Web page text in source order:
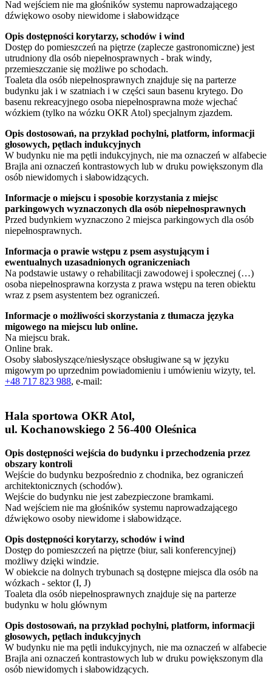
Nad wejściem nie ma głośników systemu naprowadzającego
dźwiękowo osoby niewidome i słabowidzące
Opis dostępności korytarzy, schodów i wind
Dostęp do pomieszczeń na piętrze (zaplecze gastronomiczne) jest
utrudniony dla osób niepełnosprawnych - brak windy,
przemieszczanie się możliwe po schodach.
Toaleta dla osób niepełnosprawnych znajduje się na parterze
budynku jak i w szatniach i w części saun basenu krytego. Do
basenu rekreacyjnego osoba niepełnosprawna może wjechać
wózkiem (tylko na wózku OKR Atol) specjalnym zjazdem.
Opis dostosowań, na przykład pochylni, platform, informacji
głosowych, pętlach indukcyjnych
W budynku nie ma pętli indukcyjnych, nie ma oznaczeń w alfabecie
Brajla ani oznaczeń kontrastowych lub w druku powiększonym dla
osób niewidomych i słabowidzących.
Informacje o miejscu i sposobie korzystania z miejsc
parkingowych wyznaczonych dla osób niepełnosprawnych
Przed budynkiem wyznaczono 2 miejsca parkingowych dla osób
niepełnosprawnych.
Informacja o prawie wstępu z psem asystującym i
ewentualnych uzasadnionych ograniczeniach
Na podstawie ustawy o rehabilitacji zawodowej i społecznej (…)
osoba niepełnosprawna korzysta z prawa wstępu na teren obiektu
wraz z psem asystentem bez ograniczeń.
Informacje o możliwości skorzystania z tłumacza języka
migowego na miejscu lub online.
Na miejscu brak.
Online brak.
Osoby słabosłyszące/niesłyszące obsługiwane są w języku
migowym po uprzednim powiadomieniu i umówieniu wizyty, tel.
+48 717 823 988, e-mail:
Hala sportowa OKR Atol,
ul. Kochanowskiego 2 56-400 Oleśnica
Opis dostępności wejścia do budynku i przechodzenia przez
obszary kontroli
Wejście do budynku bezpośrednio z chodnika, bez ograniczeń
architektonicznych (schodów).
Wejście do budynku nie jest zabezpieczone bramkami.
Nad wejściem nie ma głośników systemu naprowadzającego
dźwiękowo osoby niewidome i słabowidzące.
Opis dostępności korytarzy, schodów i wind
Dostęp do pomieszczeń na piętrze (biur, sali konferencyjnej)
możliwy dzięki windzie.
W obiekcie na dolnych trybunach są dostępne miejsca dla osób na
wózkach - sektor (I, J)
Toaleta dla osób niepełnosprawnych znajduje się na parterze
budynku w holu głównym
Opis dostosowań, na przykład pochylni, platform, informacji
głosowych, pętlach indukcyjnych
W budynku nie ma pętli indukcyjnych, nie ma oznaczeń w alfabecie
Brajla ani oznaczeń kontrastowych lub w druku powiększonym dla
osób niewidomych i słabowidzących.